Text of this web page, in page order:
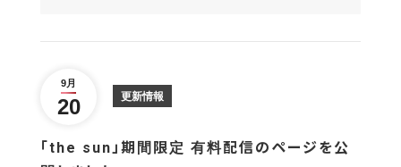
9月
20 更新情報
「the sun」期間限定 有料配信のページを公